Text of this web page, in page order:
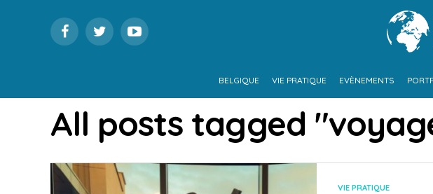
BELGIQUE VIE PRATIQUE EVÈNEMENTS
All posts tagged
VIE PRATIQUE